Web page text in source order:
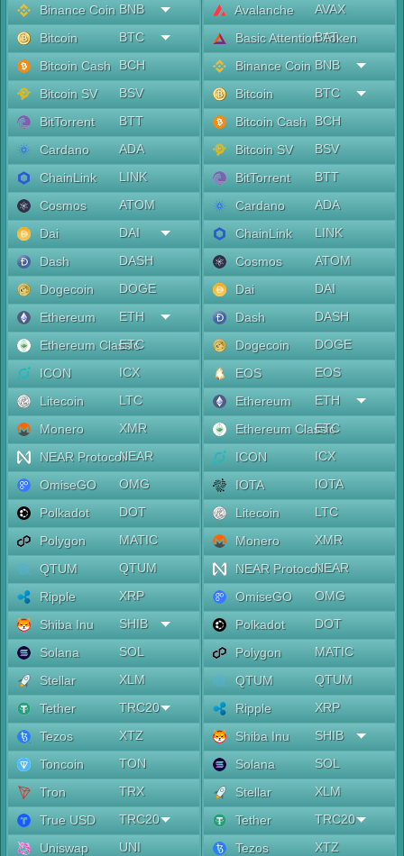
Binance Coin BNB
Bitcoin
BTC
Bitcoin Cash
BCH
Bitcoin SV
BSV
BitTorrent
BTT
Cardano
ADA
ChainLink
LINK
Cosmos
ATOM
Dai
DAI
Dash
DASH
Dogecoin
DOGE
Ethereum
ETH
Ethereum Classic
ETC
ICON
ICX
Litecoin
LTC
Monero
XMR
NEAR ProtocolNEAR
OmiseGO
OMG
Polkadot
DOT
Polygon
MATIC
QTUM
QTUM
Ripple
XRP
Shiba Inu
SHIB
Solana
SOL
Stellar
XLM
Tether
TRC20
Tezos
XTZ
Toncoin
TON
Tron
TRX
True USD
TRC20
Uniswap
UNI
Avalanche
AVAX
Basic Attention Token
BAT
Binance Coin BNB
Bitcoin
BTC
Bitcoin Cash
BCH
Bitcoin SV
BSV
BitTorrent
BTT
Cardano
ADA
ChainLink
LINK
Cosmos
ATOM
Dai
DAI
Dash
DASH
Dogecoin
DOGE
EOS
EOS
Ethereum
ETH
Ethereum Classic
ETC
ICON
ICX
IOTA
IOTA
Litecoin
LTC
Monero
XMR
NEAR ProtocolNEAR
OmiseGO
OMG
Polkadot
DOT
Polygon
MATIC
QTUM
QTUM
Ripple
XRP
Shiba Inu
SHIB
Solana
SOL
Stellar
XLM
Tether
TRC20
Tezos
XTZ